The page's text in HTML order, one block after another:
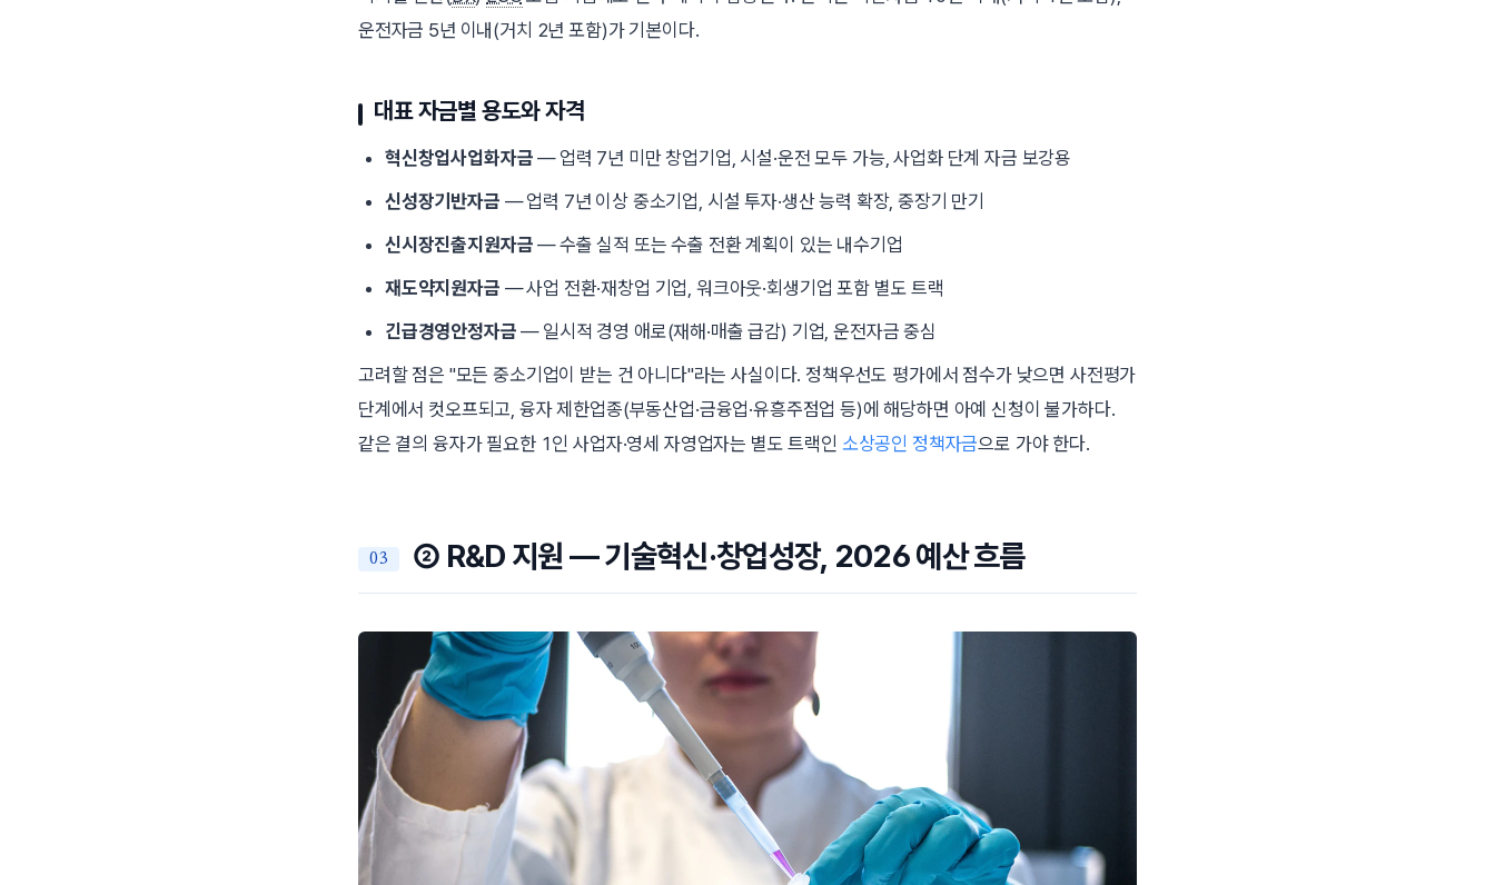
운전자금 5년 이내(거치 2년 포함)가 기본이다.
대표 자금별 용도와 자격
혁신창업사업화자금 — 업력 7년 미만 창업기업, 시설·운전 모두 가능, 사업화 단계 자금 보강용
신성장기반자금 — 업력 7년 이상 중소기업, 시설 투자·생산 능력 확장, 중장기 만기
신시장진출지원자금 — 수출 실적 또는 수출 전환 계획이 있는 내수기업
재도약지원자금 — 사업 전환·재창업 기업, 워크아웃·회생기업 포함 별도 트랙
긴급경영안정자금 — 일시적 경영 애로(재해·매출 급감) 기업, 운전자금 중심
고려할 점은 모든 중소기업이 받는 건 아니다 라는 사실이다. 정책우선도 평가에서 점수가 낮으면 사전평가
단계에서 컷오프되고, 융자 제한업종(부동산업·금융업·유흥주점업 등)에 해당하면 아예 신청이 불가하다.
같은 결의 융자가 필요한 1인 사업자·영세 자영업자는 별도 트랙인 소상공인 정책자금으로 가야 한다.
② R&D 지원 — 기술혁신·창업성장, 2026 예산 흐름